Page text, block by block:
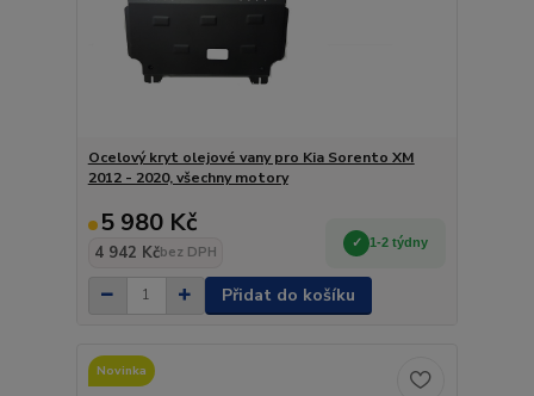
Ocelový kryt olejové vany pro Kia Sorento XM
2012 - 2020, všechny motory
5 980 Kč
4 942 Kčbez DPH
1-2 týdny
Přidat do košíku
Novinka